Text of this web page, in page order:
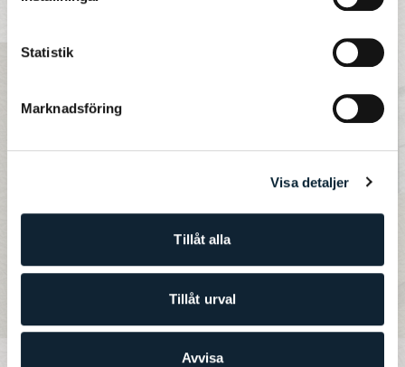
Statistik
Marknadsföring
Visa detaljer
Tillåt alla
Tillåt urval
Avvisa
“Eleverna står i fokus! Lätt att få kontakt med både
märks att det ligger i skolans intresse att eleverna ska
- Förälder på JENSEN grundskola